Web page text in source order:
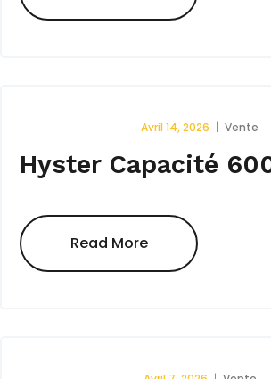
Avril 14, 2026 Vente
Hyster Capacité
Read More